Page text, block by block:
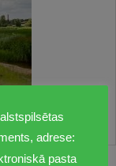
adrese:
pasta